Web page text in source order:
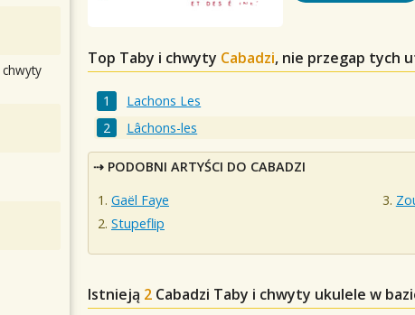
Top Taby i chwyty Cabadzi, nie przegap tych
Lachons Les
Lâchons-les
PODOBNI ARTYŚCI DO CABADZI
Gaël Faye
Stupeflip
Istnieją 2 Cabadzi Taby i chwyty ukulele w
chwyty